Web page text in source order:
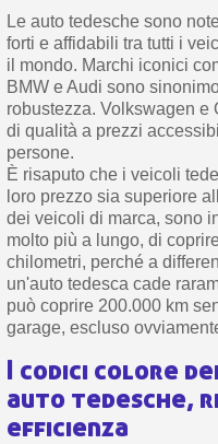
Le auto tedesche sono
forti e affidabili tra tutti i
il mondo. Marchi iconici
BMW e Audi sono
robustezza. Volkswagen e
di qualità a prezzi
persone.
È risaputo che i veicoli
loro prezzo sia superiore
dei veicoli di marca, sono
molto più a lungo, di
chilometri, perché a
un'auto tedesca cade
può coprire 200.000 km
garage, escluso
I codici colore
auto tedesche,
efficienza